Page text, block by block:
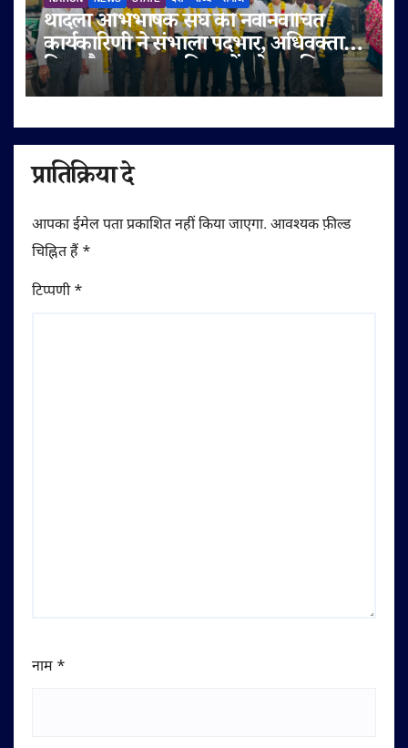
थांदला अभिभाषक संघ की नवनिर्वाचित
कार्यकारिणी ने संभाला पदभार, अधिवक्ता
हित और पक्षकार सुविधाओं को प्राथमिकता
प्रातिक्रिया दे
आपका ईमेल पता प्रकाशित नहीं किया जाएगा. आवश्यक फ़ील्ड
चिह्नित हैं *
टिप्पणी*
नाम *